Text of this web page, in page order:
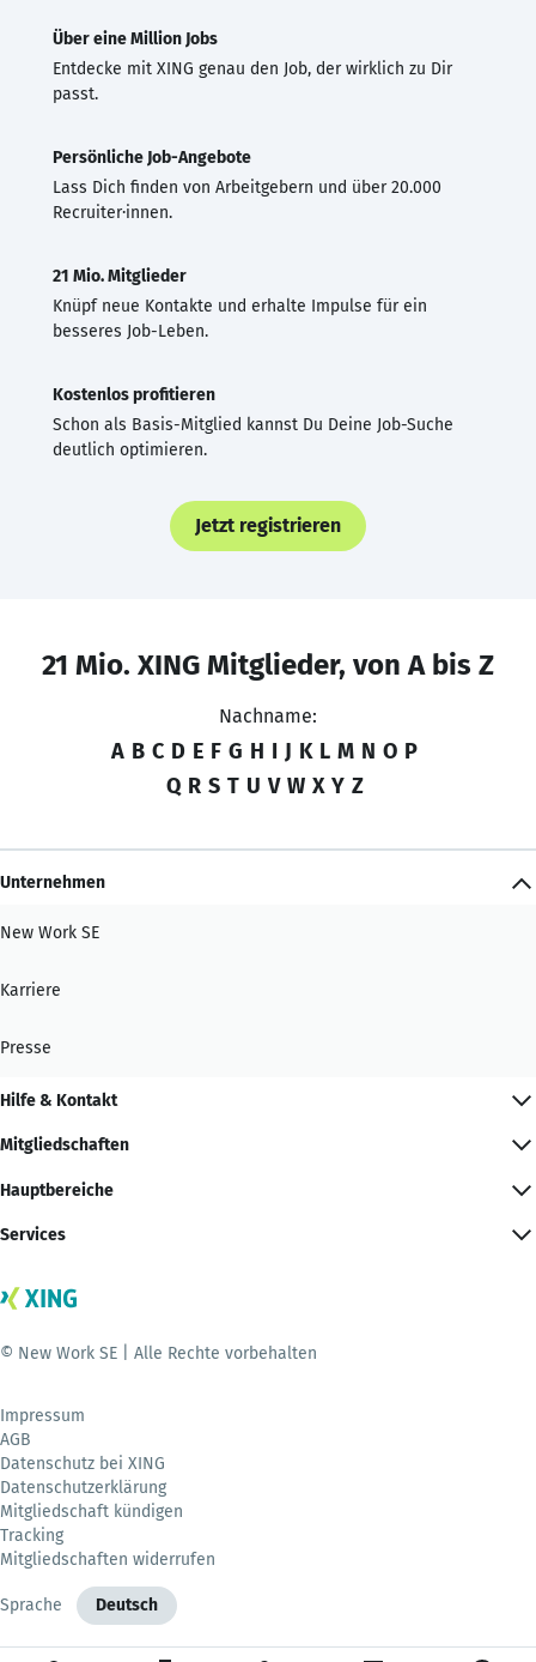
Über eine Million Jobs
Entdecke mit XING genau den Job, der wirklich zu Dir
passt.
Persönliche Job-Angebote
Lass Dich finden von Arbeitgebern und über 20.000
Recruiter·innen.
21 Mio. Mitglieder
Knüpf neue Kontakte und erhalte Impulse für ein
besseres Job-Leben.
Kostenlos profitieren
Schon als Basis-Mitglied kannst Du Deine Job-Suche
deutlich optimieren.
Jetzt registrieren
21 Mio. XING Mitglieder, von A bis Z
Nachname:
A B C D E F G H I J K L M N O P
Q R S T U V W X Y Z
Unternehmen
New Work SE
Karriere
Presse
Hilfe & Kontakt
Mitgliedschaften
Hauptbereiche
Services
© New Work SE | Alle Rechte vorbehalten
Impressum
AGB
Datenschutz bei XING
Datenschutzerklärung
Mitgliedschaft kündigen
Tracking
Mitgliedschaften widerrufen
Sprache Deutsch